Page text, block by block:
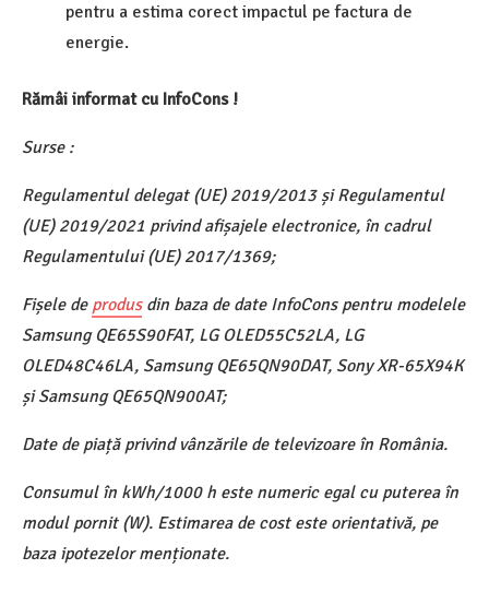
pentru a estima corect impactul pe factura de
energie.
Rămâi informat cu InfoCons !
Surse :
Regulamentul delegat (UE) 2019/2013 și Regulamentul
(UE) 2019/2021 privind afișajele electronice, în cadrul
Regulamentului (UE) 2017/1369;
Fișele de produsdin baza de date InfoCons pentru modelele
Samsung QE65S90FAT, LG OLED55C52LA, LG
OLED48C46LA, Samsung QE65QN90DAT, Sony XR-65X94K
și Samsung QE65QN900AT;
Date de piață privind vânzările de televizoare în România.
Consumul în kWh/1000 h este numeric egal cu puterea în
modul pornit (W). Estimarea de cost este orientativă, pe
baza ipotezelor menționate.